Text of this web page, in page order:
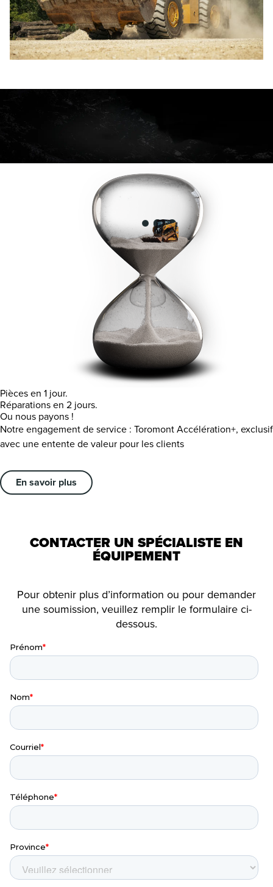
Pièces en 1 jour.
Réparations en 2 jours.
Ou nous payons !
Notre engagement de service : Toromont Accélération+, exclusif
avec une entente de valeur pour les clients
En savoir plus
CONTACTER UN SPÉCIALISTE EN
ÉQUIPEMENT
Pour obtenir plus d’information ou pour demander
une soumission, veuillez remplir le formulaire ci-
dessous.